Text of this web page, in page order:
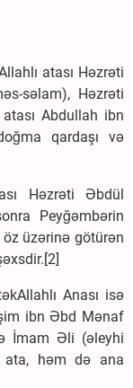
atası Həzrəti
səlam), Həzrəti
Abdullah ibn
qardaşı və
Həzrəti Əbdül
Peyğəmbərin
üzərinə götürən
Anası isə
ibn Əbd Mənaf
İmam Əli (əleyhi
ata, həm də ana